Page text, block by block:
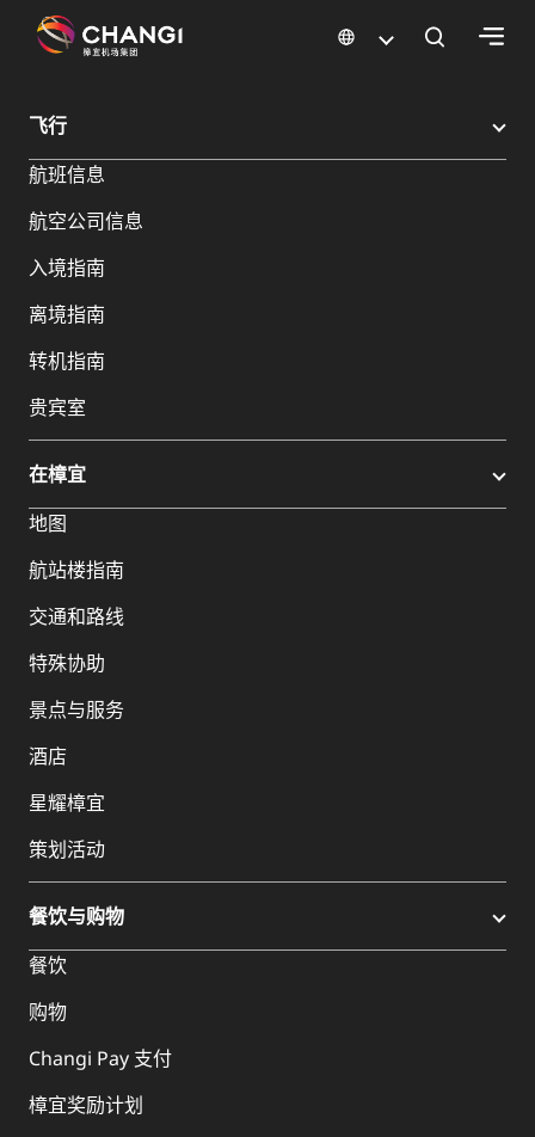
有
宜
网
选
语
言:
樟宜机场 樟宜机场餐饮与购物 樟宜机场购物指南 购物详情
飞行
航班信息
航空公司信息
入境指南
离境指南
转机指南
贵宾室
在樟宜
地图
航站楼指南
交通和路线
特殊协助
景点与服务
酒店
星耀樟宜
策划活动
餐饮与购物
餐饮
购物
Changi Pay 支付
樟宜奖励计划